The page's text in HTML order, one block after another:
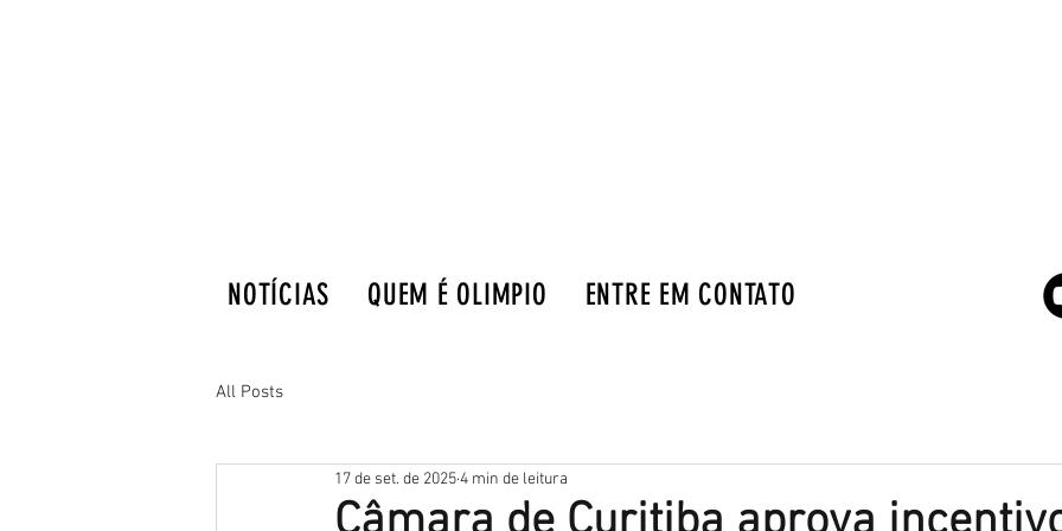
NOTÍCIAS QUEM É OLIMPIO ENTRE EM CONTATO
All Posts
17 de set. de 20254 min de leitura